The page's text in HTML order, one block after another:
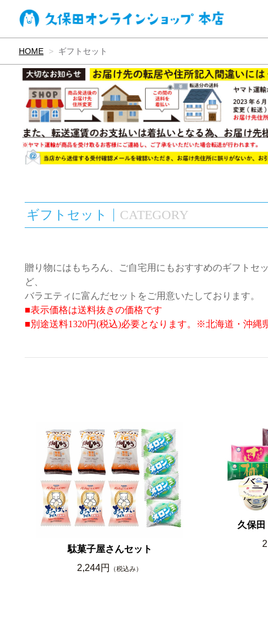
HOME ギフトセット
CATEGORY
ギフトセット
贈り物にはもちろん、ご自宅用にもおすすめのギフトセッ
ど、
バラエティに富んだセットをご用意いたしております。
■表示価格は送料抜きの価格です
■別途送料1320円(税込)必要となります。※北海道・沖縄
駄菓子屋さんセット
2,244円
（税込み）
久保田